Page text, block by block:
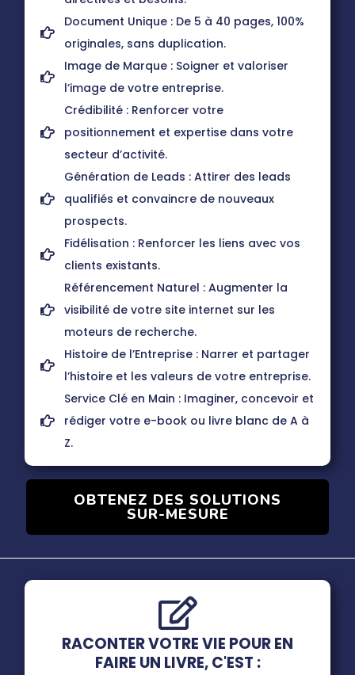
Document Unique : De 5 à 40 pages, 100%
originales, sans duplication.
Image de Marque : Soigner et valoriser
l’image de votre entreprise.
Crédibilité : Renforcer votre
positionnement et expertise dans votre
secteur d’activité.
Génération de Leads : Attirer des leads
qualifiés et convaincre de nouveaux
prospects.
Fidélisation : Renforcer les liens avec vos
clients existants.
Référencement Naturel : Augmenter la
visibilité de votre site internet sur les
moteurs de recherche.
Histoire de l’Entreprise : Narrer et partager
l’histoire et les valeurs de votre entreprise.
Service Clé en Main : Imaginer, concevoir et
rédiger votre e-book ou livre blanc de A à
Z.
OBTENEZ DES SOLUTIONS
SUR-MESURE
RACONTER VOTRE VIE POUR EN
FAIRE UN LIVRE, C'EST :